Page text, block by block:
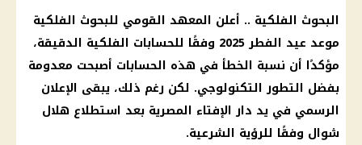
البحوث الفلكية .. أعلن المعهد القومي للبحوث الفلكية
موعد عيد الفطر 2025
وفقًا للحسابات الفلكية الدقيقة،
مؤكدًا أن نسبة الخطأ في هذه الحسابات أصبحت معدومة
بفضل التطور التكنولوجي. لكن رغم ذلك، يبقى الإعلان
الرسمي في يد دار الإفتاء المصرية بعد استطلاع هلال
شوال وفقًا للرؤية الشرعية.